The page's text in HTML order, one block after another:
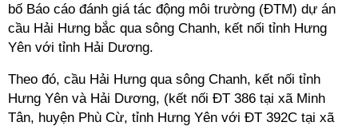
bố Báo cáo đánh giá tác động môi trường (ĐTM) dự án
cầu Hải Hưng bắc qua sông Chanh, kết nối tỉnh Hưng
Yên với tỉnh Hải Dương.
Theo đó, cầu Hải Hưng qua sông Chanh, kết nối tỉnh
Hưng Yên và Hải Dương, (kết nối ĐT 386 tại xã Minh
Tân, huyện Phù Cừ, tỉnh Hưng Yên với ĐT 392C tại xã